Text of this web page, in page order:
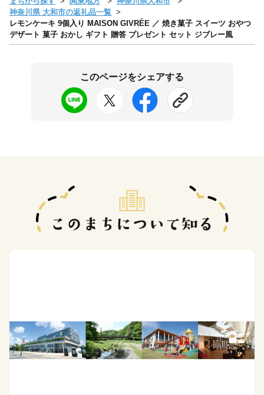
神奈川県 大和市の返礼品一覧
レモンケーキ 9個入り MAISON GIVRÉE ／ 焼き菓子 スイーツ おやつ
デザート 菓子 おかし ギフト 贈答 プレゼント セット ジブレー風
このページをシェアする